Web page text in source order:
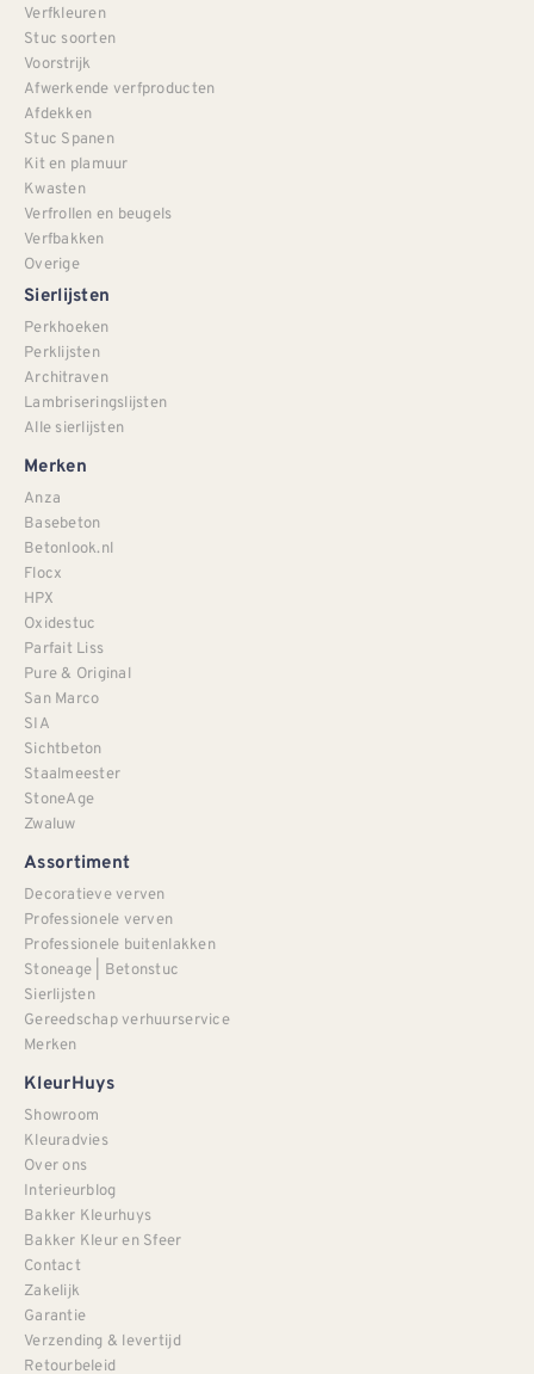
Verfkleuren
Stuc soorten
Voorstrijk
Afwerkende verfproducten
Afdekken
Stuc Spanen
Kit en plamuur
Kwasten
Verfrollen en beugels
Verfbakken
Overige
Sierlijsten
Perkhoeken
Perklijsten
Architraven
Lambriseringslijsten
Alle sierlijsten
Merken
Anza
Basebeton
Betonlook.nl
Flocx
HPX
Oxidestuc
Parfait Liss
Pure & Original
San Marco
SIA
Sichtbeton
Staalmeester
StoneAge
Zwaluw
Assortiment
Decoratieve verven
Professionele verven
Professionele buitenlakken
Stoneage | Betonstuc
Sierlijsten
Gereedschap verhuurservice
Merken
KleurHuys
Showroom
Kleuradvies
Over ons
Interieurblog
Bakker Kleurhuys
Bakker Kleur en Sfeer
Contact
Zakelijk
Garantie
Verzending & levertijd
Retourbeleid